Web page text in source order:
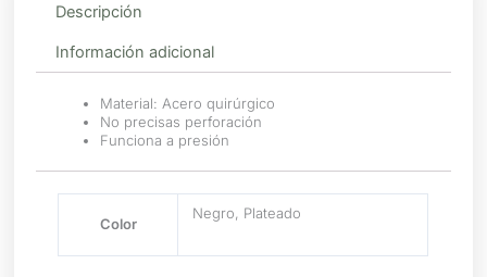
Descripción
Información adicional
Material: Acero quirúrgico
No precisas perforación
Funciona a presión
Color
Negro, Plateado